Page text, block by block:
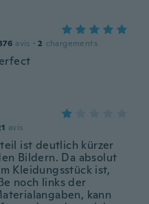
avis · 2 chargements
avis
ist deutlich kürzer
Bildern. Da absolut
Kleidungsstück ist,
noch links der
kann